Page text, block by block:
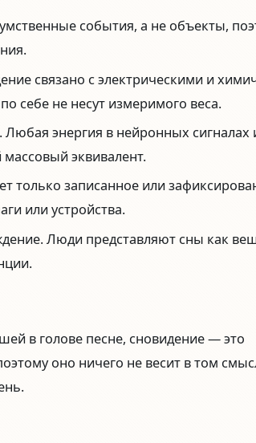
события, а не объекты,
связано с электрическими и
себе не несут измеримого веса.
Любая энергия в нейронных сигналах
эквивалент.
только записанное или
или устройства.
Люди представляют сны как
в голове песне, сновидение — это
оно ничего не весит в том